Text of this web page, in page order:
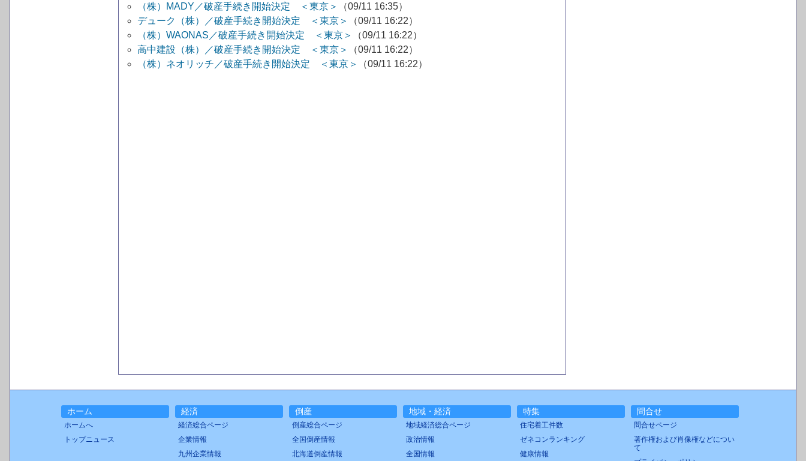
（株）MADY／破産手続き開始決定 ＜東京＞
（09/11 16:35）
デューク（株）／破産手続き開始決定 ＜東京＞
（09/11 16:22）
（株）WAONAS／破産手続き開始決定 ＜東京＞
（09/11 16:22）
高中建設（株）／破産手続き開始決定 ＜東京＞
（09/11 16:22）
（株）ネオリッチ／破産手続き開始決定 ＜東京＞
（09/11 16:22）
ホーム
ホームへ
トップニュース
経済
経済総合ページ
企業情報
九州企業情報
倒産
倒産総合ページ
全国倒産情報
北海道倒産情報
地域・経済
地域経済総合ページ
政治情報
全国情報
特集
住宅着工件数
ゼネコンランキング
健康情報
問合せ
問合せページ
著作権および肖像権などについ
て